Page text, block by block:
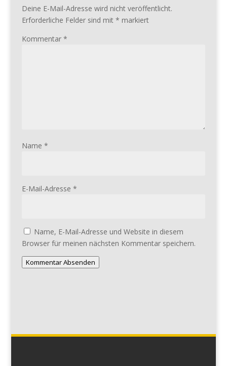
Deine E-Mail-Adresse wird nicht veröffentlicht.
Erforderliche Felder sind mit * markiert
Kommentar *
Name *
E-Mail-Adresse *
Name, E-Mail-Adresse und Website in diesem
Browser für meinen nächsten Kommentar speichern.
Kommentar Absenden